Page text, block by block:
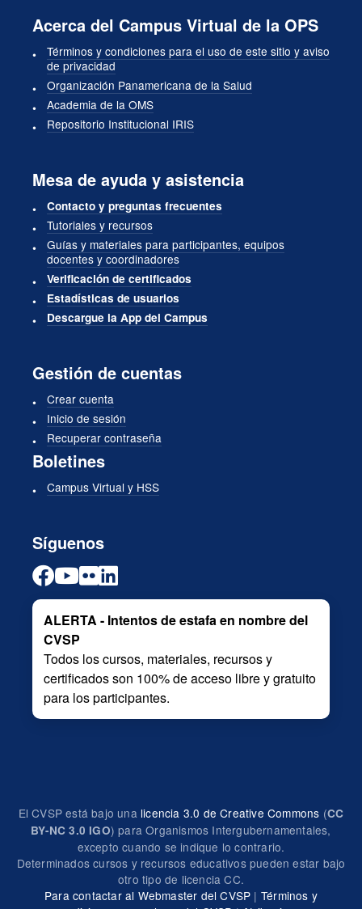
Acerca del Campus Virtual de la OPS
Términos y condiciones para el uso de este sitio y aviso
de privacidad
Organización Panamericana de la Salud
Academia de la OMS
Repositorio Institucional IRIS
Mesa de ayuda y asistencia
Contacto y preguntas frecuentes
Tutoriales y recursos
Guías y materiales para participantes, equipos
docentes y coordinadores
Verificación de certificados
Estadísticas de usuarios
Descargue la App del Campus
Gestión de cuentas
Crear cuenta
Inicio de sesión
Recuperar contraseña
Boletines
Campus Virtual y HSS
Síguenos
ALERTA - Intentos de estafa en nombre del
CVSP
Todos los cursos, materiales, recursos y
certificados son 100% de acceso libre y gratuito
para los participantes.
El CVSP está bajo una licencia 3.0 de Creative Commons (CC
BY-NC 3.0 IGO) para Organismos Intergubernamentales,
excepto cuando se indique lo contrario.
Determinados cursos y recursos educativos pueden estar bajo
otro tipo de licencia CC.
Para contactar al Webmaster del CVSP | Términos y